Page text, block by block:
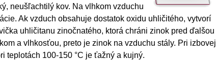
neušľachtilý kov. Na vlhkom vzduchu
Ak vzduch obsahuje dostatok oxidu uhličitého, vytvorí
uhličitanu zinočnatého, ktorá chráni zinok pred ďalšou
a vlhkosťou, preto je zinok na vzduchu stály. Pri izbovej
teplotách 100-150 °C je ťažný a kujný.